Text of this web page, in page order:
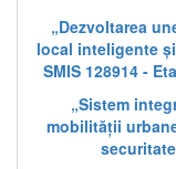
„Dezvoltarea
local inteligente
SMIS 128914 -
„Sistem
mobilității